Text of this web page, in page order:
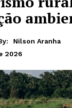
Nilson Aranha
2026